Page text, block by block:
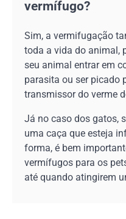
vermífugo?
Sim, a vermifugação
toda a vida do animal,
seu animal entrar em
parasita ou ser picado
transmissor do verme
Já no caso dos gatos,
uma caça que esteja
forma, é bem
vermífugos para os
até quando atingirem